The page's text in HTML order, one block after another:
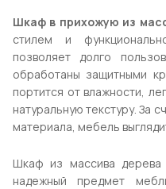
Шкаф в прихожую из
стилем и
позволяет долго
обработаны защитными
портится от влажности,
натуральную текстуру. За
материала, мебель
Шкаф из массива дерева
надежный предмет